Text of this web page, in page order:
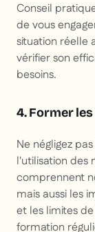
Conseil
de vous
situation réelle
vérifier son
besoins.
4. Former
Ne négligez
l'utilisation des
comprennent
mais aussi les
et les limites
formation